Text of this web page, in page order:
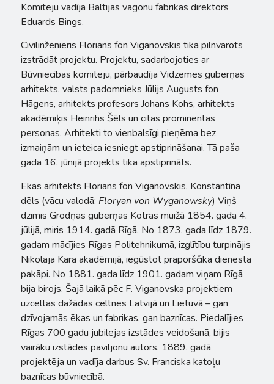
Komiteju vadīja Baltijas vagonu fabrikas direktors
Eduards Bings.
Civilinženieris Florians fon Viganovskis tika pilnvarots
izstrādāt projektu. Projektu, sadarbojoties ar
Būvniecības komiteju, pārbaudīja Vidzemes guberņas
arhitekts, valsts padomnieks Jūlijs Augusts fon
Hāgens, arhitekts profesors Johans Kohs, arhitekts
akadēmiķis Heinrihs Šēls un citas prominentas
personas. Arhitekti to vienbalsīgi pieņēma bez
izmaiņām un ieteica iesniegt apstiprināšanai. Tā paša
gada 16. jūnijā projekts tika apstiprināts.
Ēkas arhitekts Florians fon Viganovskis, Konstantīna
dēls (vācu valodā: Floryan von Wyganowsky) Viņš
dzimis Grodņas guberņas Kotras muižā 1854. gada 4.
jūlijā, miris 1914. gadā Rīgā. No 1873. gada līdz 1879.
gadam mācījies Rīgas Politehnikumā, izglītību turpinājis
Nikolaja Kara akadēmijā, iegūstot praporščika dienesta
pakāpi. No 1881. gada līdz 1901. gadam viņam Rīgā
bija birojs. Šajā laikā pēc F. Viganovska projektiem
uzceltas dažādas celtnes Latvijā un Lietuvā – gan
dzīvojamās ēkas un fabrikas, gan baznīcas. Piedalījies
Rīgas 700 gadu jubilejas izstādes veidošanā, bijis
vairāku izstādes paviljonu autors. 1889. gadā
projektēja un vadīja darbus Sv. Franciska katoļu
baznīcas būvniecībā.